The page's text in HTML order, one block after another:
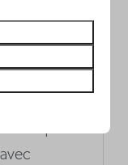
grands
Coq va